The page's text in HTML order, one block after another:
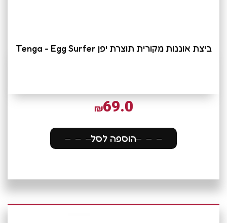
ביצת אוננות מקורית תוצרת יפן Tenga - Egg Surfer
₪69.0
הוספה לסל